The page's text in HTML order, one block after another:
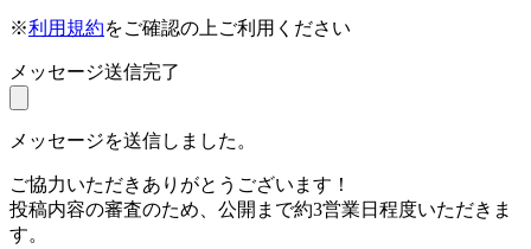
※利用規約をご確認の上ご利用ください
メッセージ送信完了
メッセージを送信しました。
ご協力いただきありがとうございます！
投稿内容の審査のため、公開まで約3営業日程度いただきま
す。